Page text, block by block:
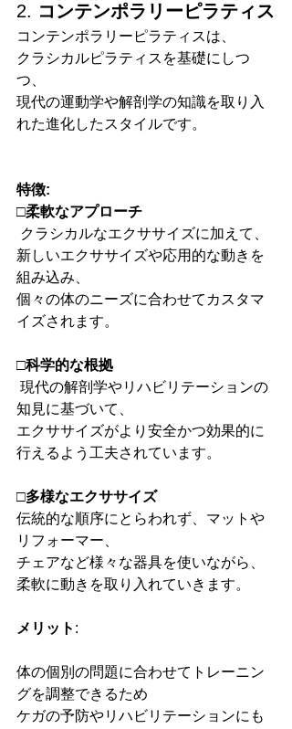
2. コンテンポラリーピラティス
コンテンポラリーピラティスは、
クラシカルピラティスを基礎にしつ
つ、
現代の運動学や解剖学の知識を取り入
れた進化したスタイルです。
特徴:
□柔軟なアプローチ
クラシカルなエクササイズに加えて、
新しいエクササイズや応用的な動きを
組み込み、
個々の体のニーズに合わせてカスタマ
イズされます。
□科学的な根拠
現代の解剖学やリハビリテーションの
知見に基づいて、
エクササイズがより安全かつ効果的に
行えるよう工夫されています。
□多様なエクササイズ
伝統的な順序にとらわれず、マットや
リフォーマー、
チェアなど様々な器具を使いながら、
柔軟に動きを取り入れていきます。
メリット :
体の個別の問題に合わせてトレーニン
グを調整できるため
ケガの予防やリハビリテーションにも